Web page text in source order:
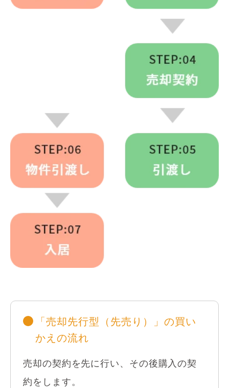
「売却先行型（先売り）」の買い
かえの流れ
売却の契約を先に行い、その後購入の契
約をします。